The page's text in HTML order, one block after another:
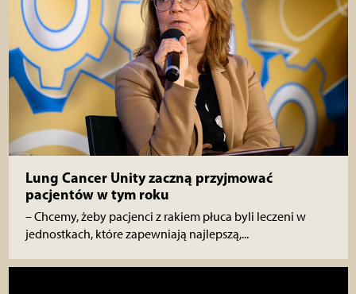
Lung Cancer Unity zaczną przyjmować
pacjentów w tym roku
– Chcemy, żeby pacjenci z rakiem płuca byli leczeni w
jednostkach, które zapewniają najlepszą,...